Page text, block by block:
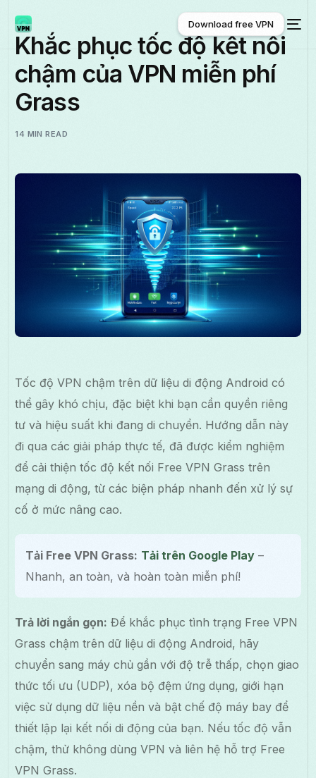
Tiếng Việt
Download free VPN
Download free VPN
Khắc phục tốc độ kết nối
chậm của VPN miễn phí
Grass
14 MIN READ
Tốc độ VPN chậm trên dữ liệu di động Android có
thể gây khó chịu, đặc biệt khi bạn cần quyền riêng
tư và hiệu suất khi đang di chuyển. Hướng dẫn này
đi qua các giải pháp thực tế, đã được kiểm nghiệm
để cải thiện tốc độ kết nối Free VPN Grass trên
mạng di động, từ các biện pháp nhanh đến xử lý sự
cố ở mức nâng cao.
Tải Free VPN Grass: Tải trên Google Play –
Nhanh, an toàn, và hoàn toàn miễn phí!
Trả lời ngắn gọn: Để khắc phục tình trạng Free VPN
Grass chậm trên dữ liệu di động Android, hãy
chuyển sang máy chủ gần với độ trễ thấp, chọn giao
thức tối ưu (UDP), xóa bộ đệm ứng dụng, giới hạn
việc sử dụng dữ liệu nền và bật chế độ máy bay để
thiết lập lại kết nối di động của bạn. Nếu tốc độ vẫn
chậm, thử không dùng VPN và liên hệ hỗ trợ Free
VPN Grass.